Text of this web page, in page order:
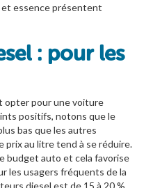
et essence présentent
: pour les
opter pour une voiture
positifs, notons que le
bas que les autres
prix au litre tend à se réduire.
budget auto et cela favorise
les usagers fréquents de la
diesel est de 15 à 20 %